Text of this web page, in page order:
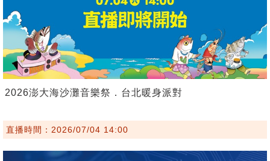
2026澎大海沙灘音樂祭．台北暖身派對
直播時間：2026/07/04 14:00